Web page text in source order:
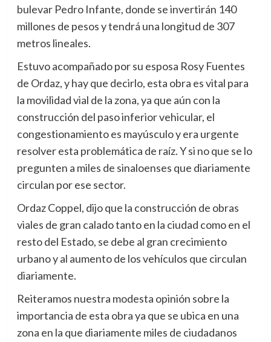
bulevar Pedro Infante, donde se invertirán 140
millones de pesos y tendrá una longitud de 307
metros lineales.
Estuvo acompañado por su esposa Rosy Fuentes
de Ordaz, y hay que decirlo, esta obra es vital para
la movilidad vial de la zona, ya que aún con la
construcción del paso inferior vehicular, el
congestionamiento es mayúsculo y era urgente
resolver esta problemática de raíz. Y si no que se lo
pregunten a miles de sinaloenses que diariamente
circulan por ese sector.
Ordaz Coppel, dijo que la construcción de obras
viales de gran calado tanto en la ciudad como en el
resto del Estado, se debe al gran crecimiento
urbano y al aumento de los vehículos que circulan
diariamente.
Reiteramos nuestra modesta opinión sobre la
importancia de esta obra ya que se ubica en una
zona en la que diariamente miles de ciudadanos